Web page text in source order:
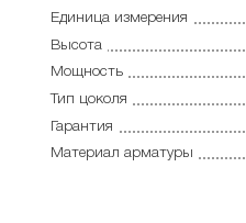
Единица измерения
Высота
Мощность
Тип цоколя
Гарантия
Материал арматуры